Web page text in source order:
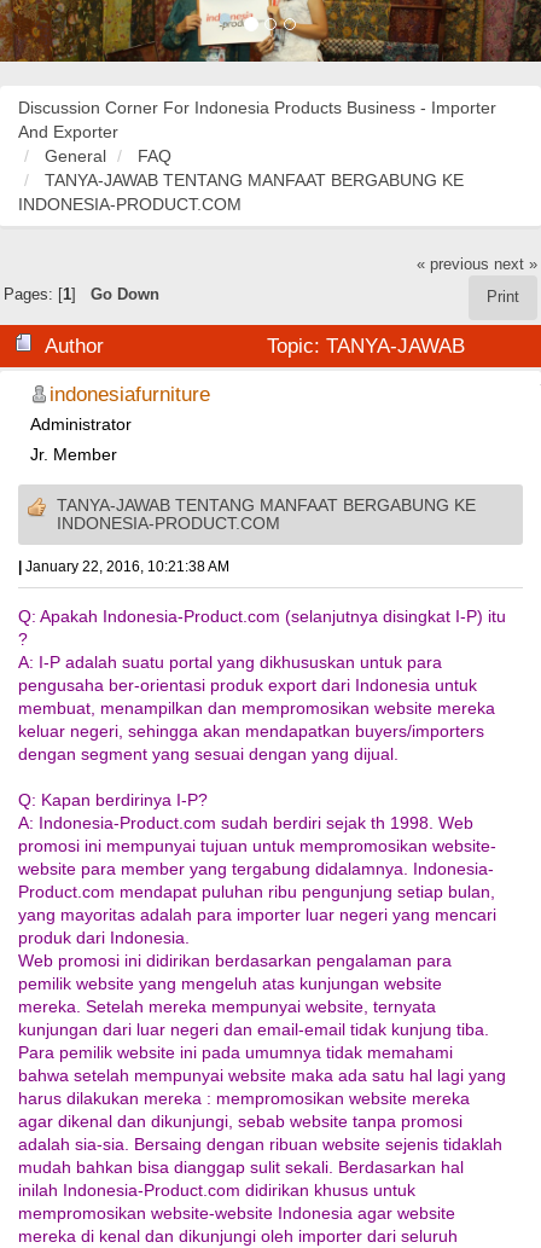
Discussion Corner For Indonesia Products Business - Importer
And Exporter
General
FAQ
TANYA-JAWAB TENTANG MANFAAT BERGABUNG KE
INDONESIA-PRODUCT.COM
« previous next »
Print
Pages: [1] Go Down
Author
Topic: TANYA-JAWAB
TENTANG MANFAAT BERGABUNG KE INDONESIA-
PRODUCT.COM (Read 54263 times)
indonesiafurniture
Administrator
Jr. Member
TANYA-JAWAB TENTANG MANFAAT BERGABUNG KE
INDONESIA-PRODUCT.COM
| January 22, 2016, 10:21:38 AM
Q: Apakah Indonesia-Product.com (selanjutnya disingkat I-P) itu
?
A: I-P adalah suatu portal yang dikhususkan untuk para
pengusaha ber-orientasi produk export dari Indonesia untuk
membuat, menampilkan dan mempromosikan website mereka
keluar negeri, sehingga akan mendapatkan buyers/importers
dengan segment yang sesuai dengan yang dijual.
Q: Kapan berdirinya I-P?
A: Indonesia-Product.com sudah berdiri sejak th 1998. Web
promosi ini mempunyai tujuan untuk mempromosikan website-
website para member yang tergabung didalamnya. Indonesia-
Product.com mendapat puluhan ribu pengunjung setiap bulan,
yang mayoritas adalah para importer luar negeri yang mencari
produk dari Indonesia.
Web promosi ini didirikan berdasarkan pengalaman para
pemilik website yang mengeluh atas kunjungan website
mereka. Setelah mereka mempunyai website, ternyata
kunjungan dari luar negeri dan email-email tidak kunjung tiba.
Para pemilik website ini pada umumnya tidak memahami
bahwa setelah mempunyai website maka ada satu hal lagi yang
harus dilakukan mereka : mempromosikan website mereka
agar dikenal dan dikunjungi, sebab website tanpa promosi
adalah sia-sia. Bersaing dengan ribuan website sejenis tidaklah
mudah bahkan bisa dianggap sulit sekali. Berdasarkan hal
inilah Indonesia-Product.com didirikan khusus untuk
mempromosikan website-website Indonesia agar website
mereka di kenal dan dikunjungi oleh importer dari seluruh